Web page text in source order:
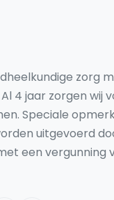
zorg
4 jaar zorgen wij
Speciale
uitgevoerd
een vergunning